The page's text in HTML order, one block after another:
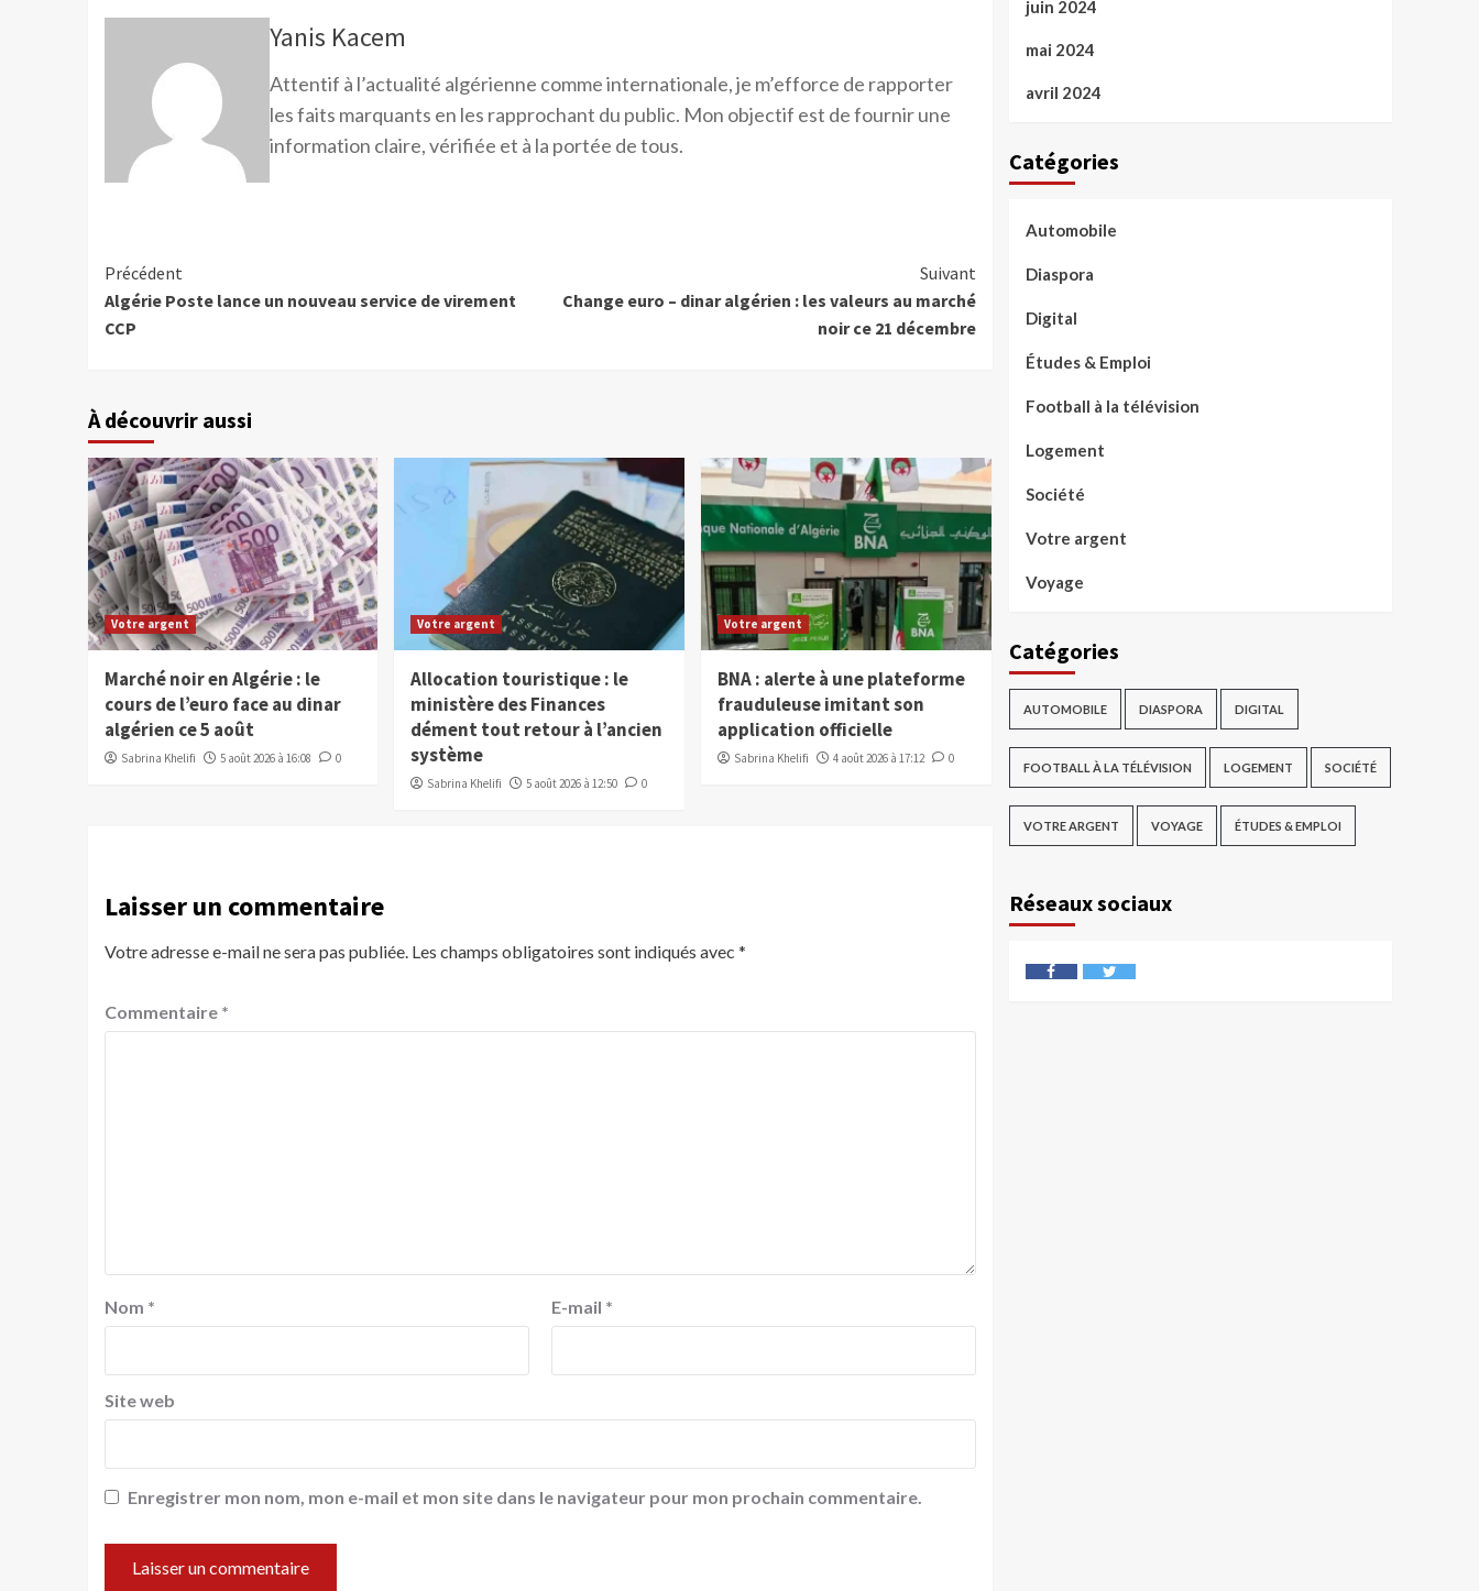
Yanis Kacem
Attentif à l’actualité algérienne comme internationale, je m’efforce de rapporter
les faits marquants en les rapprochant du public. Mon objectif est de fournir une
information claire, vérifiée et à la portée de tous.
Précédent
Algérie Poste lance un nouveau service de virement
CCP
Suivant
Change euro – dinar algérien : les valeurs au marché
noir ce 21 décembre
À découvrir aussi
Votre argent
Marché noir en Algérie : le
cours de l’euro face au dinar
algérien ce 5 août
Sabrina Khelifi 5 août 2026 à 16:08 0
Votre argent
Allocation touristique : le
ministère des Finances
dément tout retour à l’ancien
système
Sabrina Khelifi 5 août 2026 à 12:50 0
Votre argent
BNA : alerte à une plateforme
frauduleuse imitant son
application officielle
Sabrina Khelifi 4 août 2026 à 17:12 0
Laisser un commentaire
Votre adresse e-mail ne sera pas publiée. Les champs obligatoires sont indiqués avec *
Commentaire *
Nom * E-mail *
Site web
Enregistrer mon nom, mon e-mail et mon site dans le navigateur pour mon prochain commentaire.
juin 2024
mai 2024
avril 2024
Catégories
Automobile
Diaspora
Digital
Études & Emploi
Football à la télévision
Logement
Société
Votre argent
Voyage
Catégories
AUTOMOBILE DIASPORA DIGITAL
FOOTBALL À LA TÉLÉVISION LOGEMENT SOCIÉTÉ
VOTRE ARGENT VOYAGE ÉTUDES & EMPLOI
Réseaux sociaux